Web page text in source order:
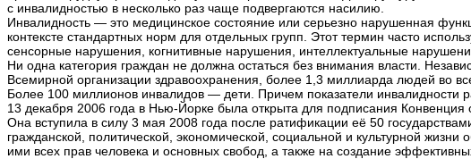
с инвалидностью в несколько раз чаще подвергаются насилию.
Инвалидность — это медицинское состояние или серьезно нарушенная
контексте стандартных норм для отдельных групп. Этот термин часто
сенсорные нарушения, когнитивные нарушения, интеллектуальные
Ни одна категория граждан не должна остаться без внимания власти.
Всемирной организации здравоохранения, более 1,3 миллиарда людей во
Более 100 миллионов инвалидов — дети. Причем показатели инвалидности
13 декабря 2006 года в Нью-Йорке была открыта для подписания
Она вступила в силу 3 мая 2008 года после ратификации её 50
гражданской, политической, экономической, социальной и культурной
ими всех прав человека и основных свобод, а также на создание